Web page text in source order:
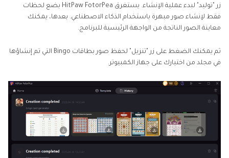
زر "توليد" لبدء عملية الإنشاء. يستغرق HitPaw FotorPea بضع لحظات
فقط لإنشاء صور مبهرة باستخدام الذكاء الاصطناعي. بعدها، يمكنك
معاينة الصور الناتجة من الواجهة الرئيسية للبرنامج.
ثم يمكنك الضغط على زر "تنزيل" لحفظ صور بطاقات Bingo التي تم إنشاؤها
في مجلد من اختيارك على جهاز الكمبيوتر.